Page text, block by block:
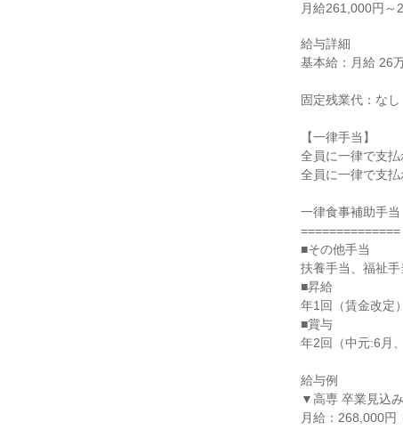
月給261,000円～
給与詳細
基本給：月給 26
固定残業代：なし
【一律手当】
全員に一律で支
全員に一律で支
一律食事補助手当
==============
■その他手当
扶養手当、福祉
■昇給
年1回（賃金改定）
■賞与
年2回（中元:6月
給与例
▼高専 卒業見込
月給：268,000円